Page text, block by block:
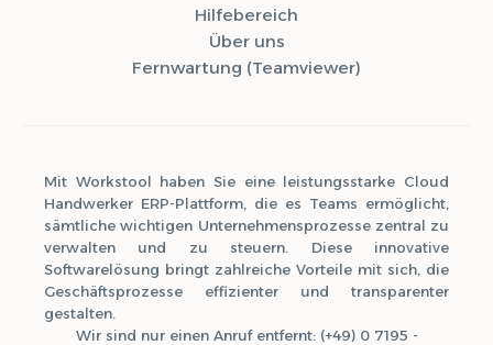
Hilfebereich
Über uns
Fernwartung (Teamviewer)
Mit Workstool haben Sie eine leistungsstarke Cloud
Handwerker ERP-Plattform, die es Teams ermöglicht,
sämtliche wichtigen Unternehmensprozesse zentral zu
verwalten und zu steuern. Diese innovative
Softwarelösung bringt zahlreiche Vorteile mit sich, die
Geschäftsprozesse effizienter und transparenter
gestalten.
Wir sind nur einen Anruf entfernt: (+49) 0 7195 -